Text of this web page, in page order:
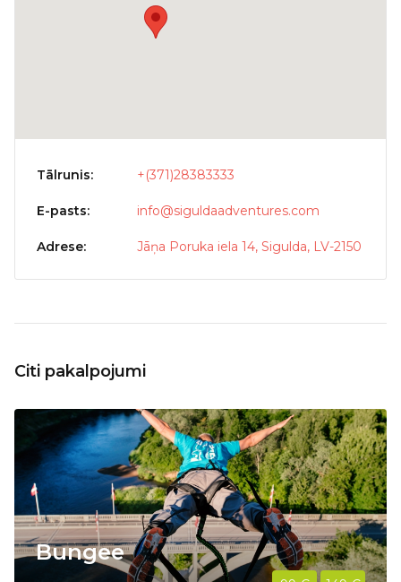
Tālrunis: +(371)28383333
E-pasts: info@siguldaadventures.com
Adrese: Jāņa Poruka iela 14, Sigulda, LV-2150
Citi pakalpojumi
Bungee